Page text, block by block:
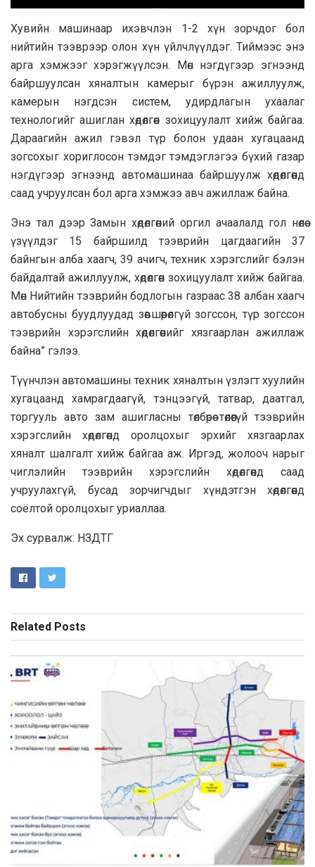
Хувийн машинаар ихэвчлэн 1-2 хүн зорчдог бол
нийтийн тээврээр олон хүн үйлчлүүлдэг. Тиймээс энэ
арга хэмжээг хэрэгжүүлсэн. Мөн нэгдүгээр эгнээнд
байршуулсан хяналтын камерыг бүрэн ажиллуулж,
камерын нэгдсэн систем, удирдлагын ухаалаг
технологийг ашиглан хөдөлгөөн зохицуулалт хийж байгаа.
Дараагийн ажил гэвэл түр болон удаан хугацаанд
зогсохыг хориглосон тэмдэг тэмдэглэгээ бүхий газар
нэгдүгээр эгнээнд автомашинаа байршуулж хөдөлгөөнд
саад учруулсан бол арга хэмжээ авч ажиллаж байна.
Энэ тал дээр Замын хөдөлгөөний оргил ачаалалд гол нөлөө
үзүүлдэг 15 байршилд тээврийн цагдаагийн 37
байнгын алба хаагч, 39 ачигч, техник хэрэгслийг бэлэн
байдалтай ажиллуулж, хөдөлгөөн зохицуулалт хийж байгаа.
Мөн Нийтийн тээврийн бодлогын газраас 38 албан хаагч
автобусны буудлуудад зөвшөөрөлгүй зогссон, түр зогссон
тээврийн хэрэгслийн хөдөлгөөнийг хязгаарлан ажиллаж
байна” гэлээ.
Түүнчлэн автомашины техник хяналтын үзлэгт хуулийн
хугацаанд хамрагдаагүй, тэнцээгүй, татвар, даатгал,
торгууль авто зам ашигласны төлбөрөө төлөөгүй тээврийн
хэрэгслийн хөдөлгөөнд оролцохыг эрхийг хязгаарлах
хяналт шалгалт хийж байгаа аж. Иргэд, жолооч нарыг
чиглэлийн тээврийн хэрэгслийн хөдөлгөөнд саад
учруулахгүй, бусад зорчигчдыг хүндэтгэн хөдөлгөөнд
соёлтой оролцохыг уриаллаа.
Эх сурвалж: НЗДТГ
Related Posts